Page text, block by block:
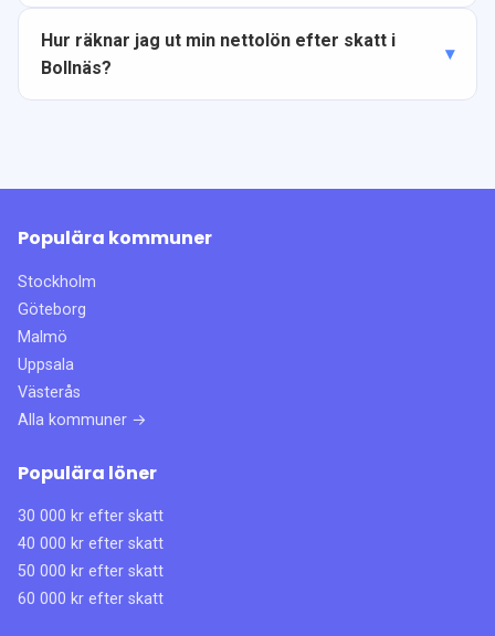
Hur räknar jag ut min nettolön efter skatt i
Bollnäs?
Populära kommuner
Stockholm
Göteborg
Malmö
Uppsala
Västerås
Alla kommuner →
Populära löner
30 000 kr efter skatt
40 000 kr efter skatt
50 000 kr efter skatt
60 000 kr efter skatt